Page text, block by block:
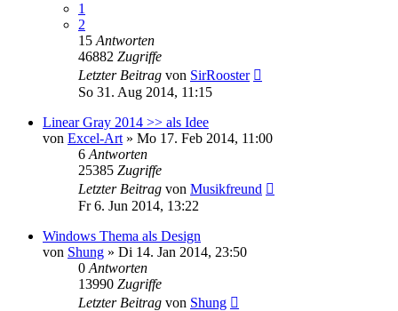
1
2
15 Antworten
46882 Zugriffe
Letzter Beitrag von SirRooster
So 31. Aug 2014, 11:15
Linear Gray 2014 >> als Idee
von Excel-Art » Mo 17. Feb 2014, 11:00
6 Antworten
25385 Zugriffe
Letzter Beitrag von Musikfreund
Fr 6. Jun 2014, 13:22
Windows Thema als Design
von Shung » Di 14. Jan 2014, 23:50
0 Antworten
13990 Zugriffe
Letzter Beitrag von Shung